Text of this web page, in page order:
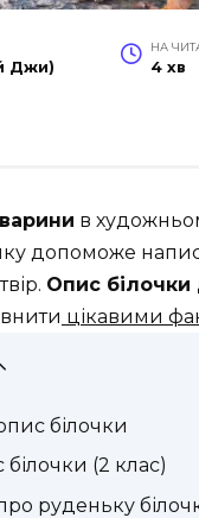
Джи)
НА
4 хв
в
допоможе
Опис білочки
цікавими
білочки
(2 клас)
руденьку